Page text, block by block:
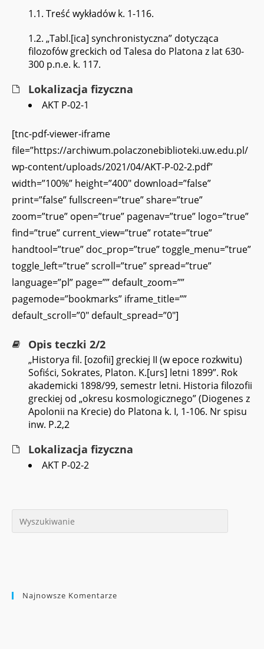
1.1. Treść wykładów k. 1-116.
1.2. „Tabl.[ica] synchronistyczna” dotycząca
filozofów greckich od Talesa do Platona z lat 630-
300 p.n.e. k. 117.
Lokalizacja fizyczna
AKT P-02-1
[tnc-pdf-viewer-iframe
file=”https://archiwum.polaczonebiblioteki.uw.edu.pl/
wp-content/uploads/2021/04/AKT-P-02-2.pdf”
width=”100%” height=”400″ download=”false”
print=”false” fullscreen=”true” share=”true”
zoom=”true” open=”true” pagenav=”true” logo=”true”
find=”true” current_view=”true” rotate=”true”
handtool=”true” doc_prop=”true” toggle_menu=”true”
toggle_left=”true” scroll=”true” spread=”true”
language=”pl” page=”” default_zoom=””
pagemode=”bookmarks” iframe_title=””
default_scroll=”0″ default_spread=”0″]
Opis teczki 2/2
„Historya fil. [ozofii] greckiej II (w epoce rozkwitu)
Sofiści, Sokrates, Platon. K.[urs] letni 1899”. Rok
akademicki 1898/99, semestr letni. Historia filozofii
greckiej od „okresu kosmologicznego” (Diogenes z
Apolonii na Krecie) do Platona k. I, 1-106. Nr spisu
inw. P.2,2
Lokalizacja fizyczna
AKT P-02-2
Najnowsze Komentarze